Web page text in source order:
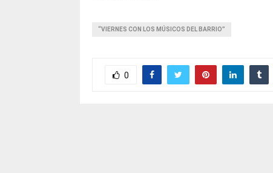
“VIERNES CON LOS MÚSICOS DEL BARRIO”
0